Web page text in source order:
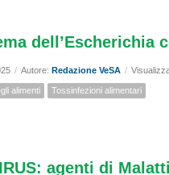
dell’Escherichia
/ Autore: Redazione VeSA /
alimenti Tossinfezioni alimentari
agenti di